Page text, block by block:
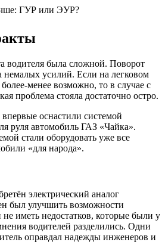
ГУР или ЭУР?
водителя была сложной. Поворот
немалых усилий. Если на легковом
менее возможно, то в случае с
проблема стояла достаточно остро.
оснастили системой
руля автомобиль ГАЗ «Чайка».
стали оборудовать уже все
«для народа».
электрический аналог
был улучшить возможности
не иметь недостатков, которые были у
водителей разделились. Одни
оправдал надежды инженеров и